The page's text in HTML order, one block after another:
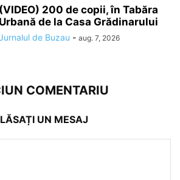
(VIDEO) 200 de copii, în Tabăra
Urbană de la Casa Grădinarului
de Buzau - aug. 7, 2026
COMENTARIU
LĂSAȚI UN MESAJ